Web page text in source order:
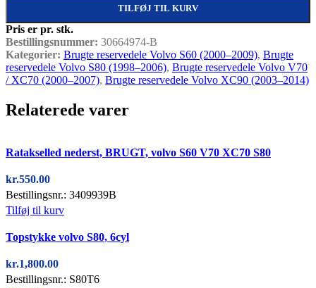
TILFØJ TIL KURV
Pris er pr. stk.
Bestillingsnummer: 30664974-B
Kategorier: Brugte reservedele Volvo S60 (2000–2009), Brugte
reservedele Volvo S80 (1998–2006), Brugte reservedele Volvo V70
/ XC70 (2000–2007), Brugte reservedele Volvo XC90 (2003–2014)
Relaterede varer
Ratakselled nederst, BRUGT, volvo S60 V70 XC70 S80
kr.550.00
Bestillingsnr.: 3409939B
Tilføj til kurv
Topstykke volvo S80, 6cyl
kr.1,800.00
Bestillingsnr.: S80T6